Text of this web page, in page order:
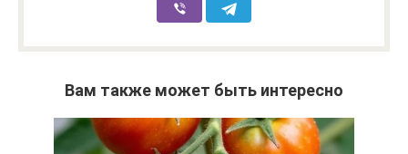
Вам также может быть интересно